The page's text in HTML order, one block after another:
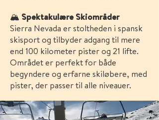
🏔️ Spektakulære Skiområder
Sierra Nevada er stoltheden i spansk
skisport og tilbyder adgang til mere
end 100 kilometer pister og 21 lifte.
Området er perfekt for både
begyndere og erfarne skiløbere, med
pister, der passer til alle niveauer.